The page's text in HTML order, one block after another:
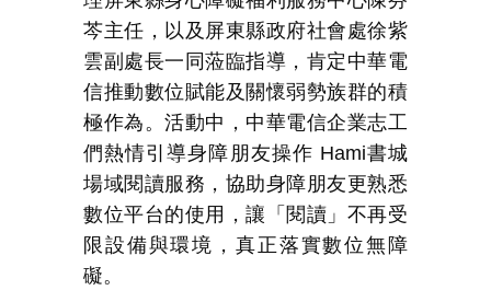
芩主任，以及屏東縣政府社會處徐紫
雲副處長一同蒞臨指導，肯定中華電
信推動數位賦能及關懷弱勢族群的積
極作為。活動中，中華電信企業志工
們熱情引導身障朋友操作 Hami書城
場域閱讀服務，協助身障朋友更熟悉
數位平台的使用，讓「閱讀」不再受
限設備與環境，真正落實數位無障
礙。